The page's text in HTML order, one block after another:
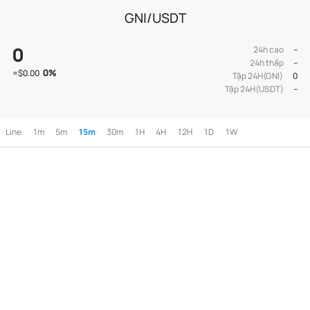
GNI/USDT
0
≈$0.00 0%
24h cao
--
24h thấp
--
Tập 24H(GNI)
0
Tập 24H(USDT)
--
Line 1m 5m 15m 30m 1H 4H 12H 1D 1W